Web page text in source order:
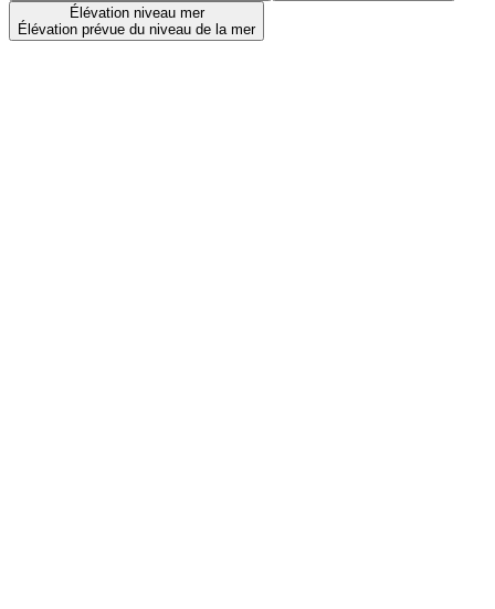
Élévation niveau mer
Élévation prévue du niveau de la mer